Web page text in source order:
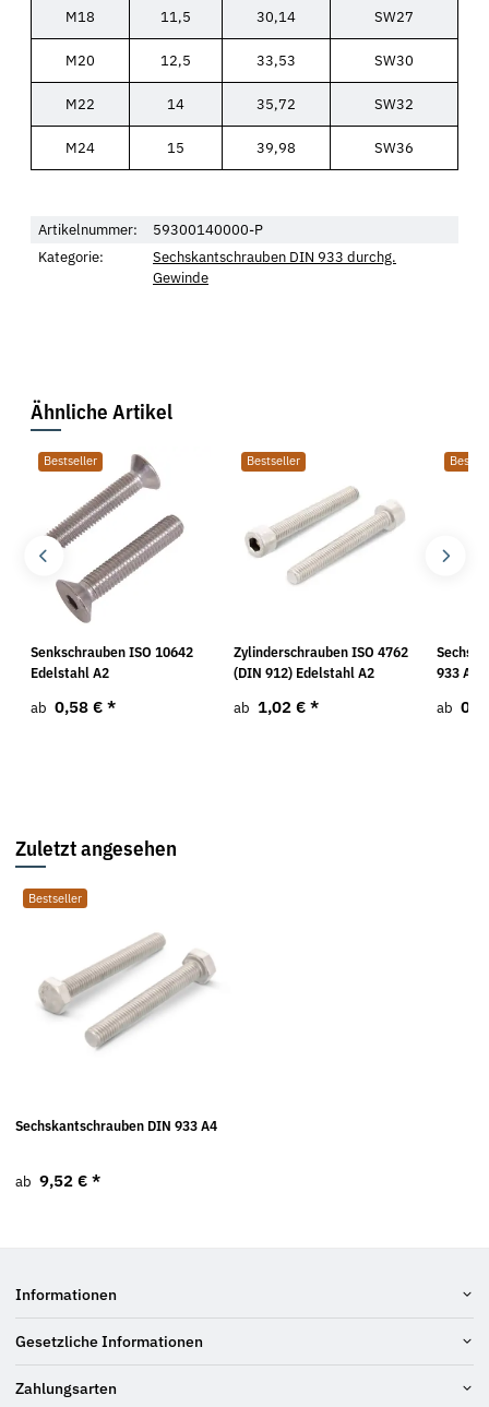
M18 11,5 30,14 SW27
M20 12,5 33,53 SW30
M22 14 35,72 SW32
M24 15 39,98 SW36
Artikelnummer:
59300140000-P
Kategorie:
Sechskantschrauben DIN 933 durchg.
Gewinde
Ähnliche Artikel
Bestseller
Senkschrauben ISO 10642
Edelstahl A2
ab 0,58 € *
Bestseller
Zylinderschrauben ISO 4762
(DIN 912) Edelstahl A2
ab 1,02 € *
933 A2
ab
Zuletzt angesehen
Bestseller
Sechskantschrauben DIN 933 A4
ab 9,52 € *
Informationen
Gesetzliche Informationen
Zahlungsarten